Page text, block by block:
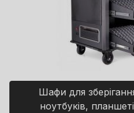
Шафи для
ноутбуків,